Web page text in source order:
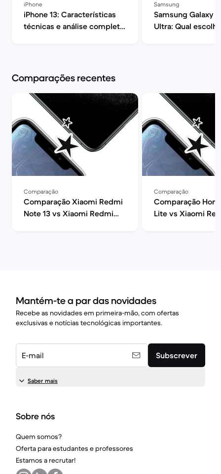
iPhone
iPhone 13: Características
técnicas e análise completa
Samsung
Samsung Galaxy
Ultra: Qual
Comparações recentes
Comparação
Comparação Xiaomi Redmi
Note 13 vs Xiaomi Redmi
Comparação
Comparação
Lite vs Xiaomi
Mantém-te a par das novidades
Recebe as novidades em primeira-mão, com ofertas
exclusivas e notícias tecnológicas importantes.
E-mail Subscrever
Saber mais
Sobre nós
Quem somos?
Oferta para estudantes e professores
Estamos a recrutar!